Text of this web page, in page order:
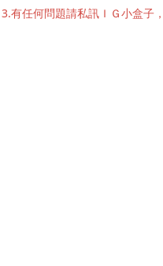
3.有任何問題請私訊ＩＧ小盒子